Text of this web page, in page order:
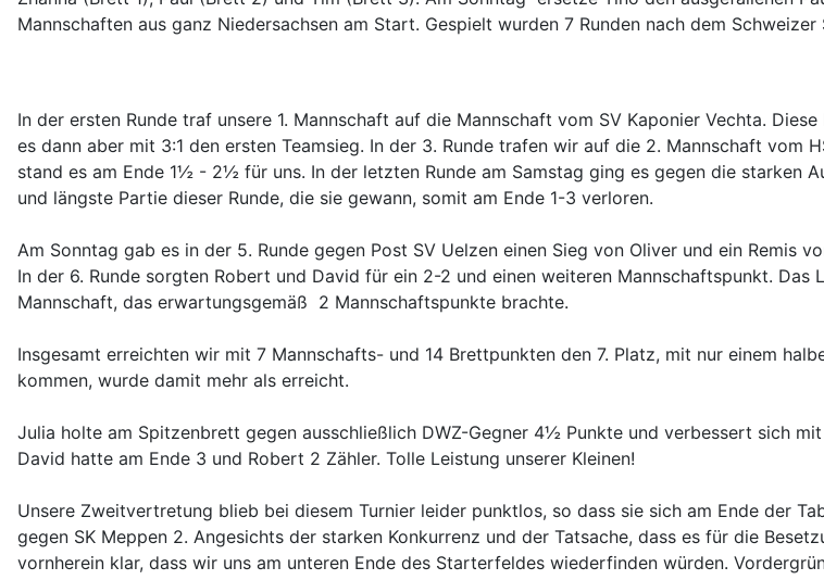
Mannschaften aus ganz Niedersachsen am Start. Gespielt wurden 7 Runden nach dem
In der ersten Runde traf unsere 1. Mannschaft auf die Mannschaft vom SV Kaponier Vechta.
es dann aber mit 3:1 den ersten Teamsieg. In der 3. Runde trafen wir auf die 2. Mannschaft vom
stand es am Ende 1½ - 2½ für uns. In der letzten Runde am Samstag ging es gegen die starken
und längste Partie dieser Runde, die sie gewann, somit am Ende 1-3 verloren.
Am Sonntag gab es in der 5. Runde gegen Post SV Uelzen einen Sieg von Oliver und ein Remis
In der 6. Runde sorgten Robert und David für ein 2-2 und einen weiteren Mannschaftspunkt.
Mannschaft, das erwartungsgemäß 2 Mannschaftspunkte brachte.
Insgesamt erreichten wir mit 7 Mannschafts- und 14 Brettpunkten den 7. Platz, mit nur einem
kommen, wurde damit mehr als erreicht.
Julia holte am Spitzenbrett gegen ausschließlich DWZ-Gegner 4½ Punkte und verbessert sich
David hatte am Ende 3 und Robert 2 Zähler. Tolle Leistung unserer Kleinen!
Unsere Zweitvertretung blieb bei diesem Turnier leider punktlos, so dass sie sich am Ende der
gegen SK Meppen 2. Angesichts der starken Konkurrenz und der Tatsache, dass es für die
vornherein klar, dass wir uns am unteren Ende des Starterfeldes wiederfinden würden.